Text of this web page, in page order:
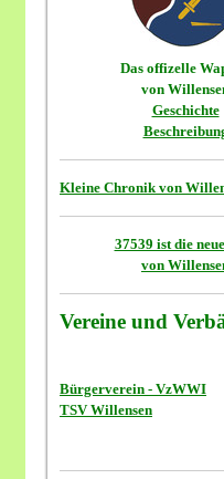
Das offizelle
von
Geschichte
Kleine Chronik von
37539 ist die
von
Vereine und
Bürgerverein - VzWWI
TSV Willensen